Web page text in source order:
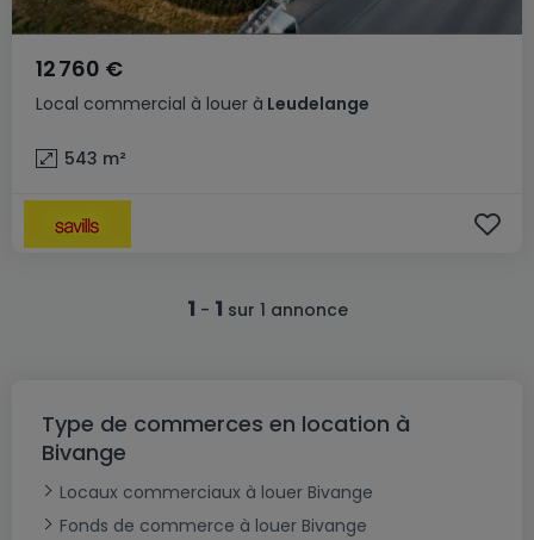
Local commercial à louer à Leudelange
12 760 €
543 m²
1 - 1 sur 1 annonce
Type de commerces en location à
Bivange
Locaux commerciaux à louer Bivange
Fonds de commerce à louer Bivange